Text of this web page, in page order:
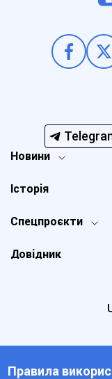
Новини
Спецпроєкти
Історія
Довідник
Правила